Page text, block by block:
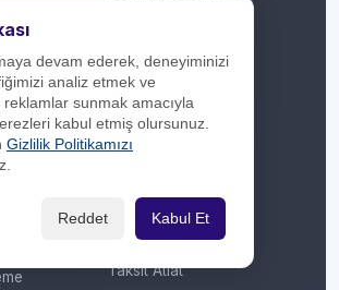
/ Fast
Bakım
Puan
Ramazan
Sevgililer Günü
Sosyal Medya
Sömestir
Takas
Taksit Atlat
devam ederek, deneyiminizi
analiz etmek ve
reklamlar sunmak amacıyla
kabul etmiş olursunuz.
Gizlilik Politikamızı
Reddet Kabul Et